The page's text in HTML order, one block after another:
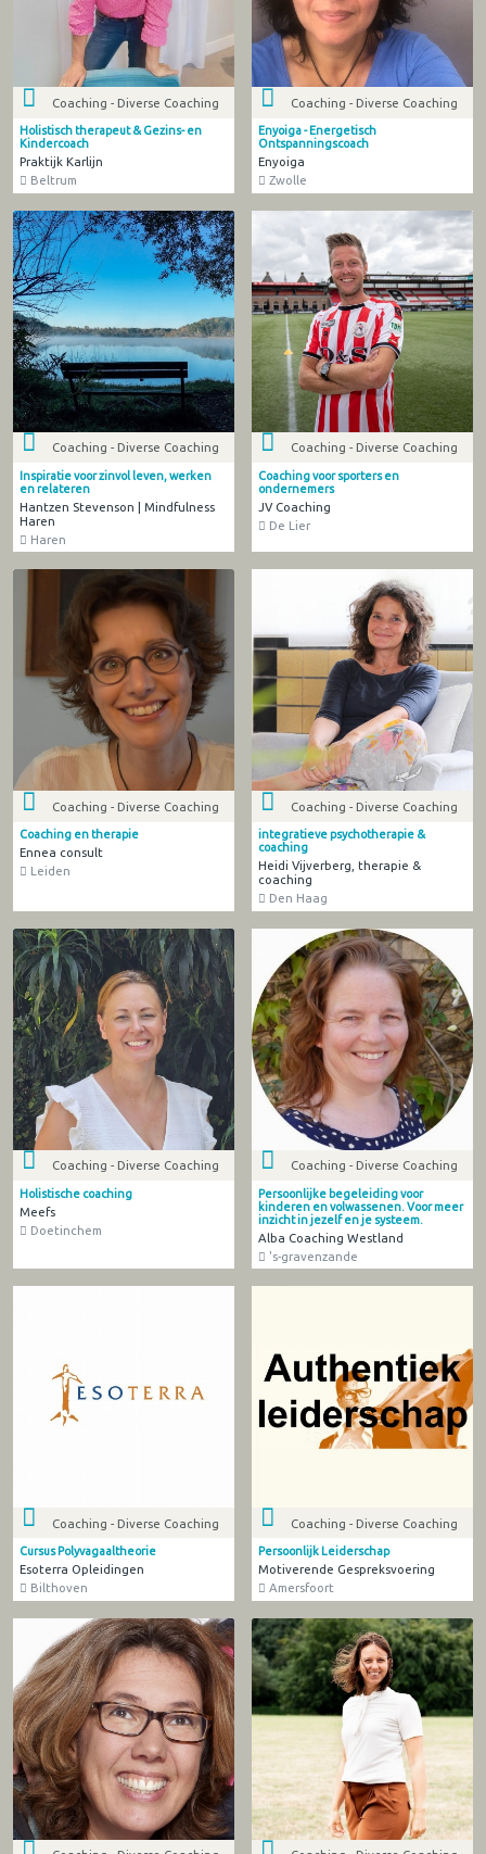
Coaching - Diverse Coaching
Holistisch therapeut & Gezins- en
Kindercoach
Praktijk Karlijn
Beltrum
Coaching - Diverse Coaching
Enyoiga - Energetisch
Ontspanningscoach
Enyoiga
Zwolle
Coaching - Diverse Coaching
Inspiratie voor zinvol leven, werken
en relateren
Hantzen Stevenson | Mindfulness
Haren
Haren
Coaching - Diverse Coaching
Coaching voor sporters en
ondernemers
JV Coaching
De Lier
Coaching - Diverse Coaching
Coaching en therapie
Ennea consult
Leiden
Coaching - Diverse Coaching
integratieve psychotherapie &
coaching
Heidi Vijverberg, therapie &
coaching
Den Haag
Coaching - Diverse Coaching
Holistische coaching
Meefs
Doetinchem
Coaching - Diverse Coaching
Persoonlijke begeleiding voor
kinderen en volwassenen. Voor meer
inzicht in jezelf en je systeem.
Alba Coaching Westland
's-gravenzande
Coaching - Diverse Coaching
Cursus Polyvagaaltheorie
Esoterra Opleidingen
Bilthoven
Coaching - Diverse Coaching
Persoonlijk Leiderschap
Motiverende Gespreksvoering
Amersfoort